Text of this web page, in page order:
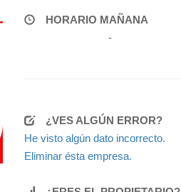
HORARIO MAÑANA
-
¿VES ALGÚN ERROR?
He visto algún dato incorrecto.
Eliminar ésta empresa.